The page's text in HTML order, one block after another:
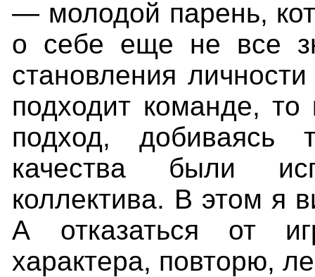
— молодой парень,
о себе еще не все
становления
подходит команде,
подход, добиваясь
качества были
коллектива. В этом я
А отказаться от
характера, повторю,